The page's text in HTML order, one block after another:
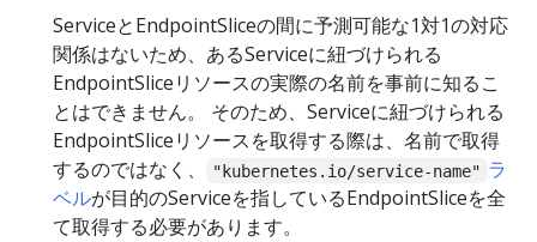
ServiceとEndpointSliceの間に予測可能な1対1の対応
関係はないため、あるServiceに紐づけられる
EndpointSliceリソースの実際の名前を事前に知るこ
とはできません。 そのため、Serviceに紐づけられる
EndpointSliceリソースを取得する際は、名前で取得
するのではなく、
"kubernetes.io/service-name" ラ
ベルが目的のServiceを指しているEndpointSliceを全
て取得する必要があります。